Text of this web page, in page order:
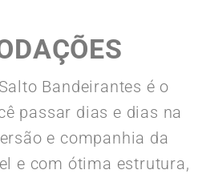
Bandeirantes é o
passar dias e dias na
e companhia da
e com ótima estrutura,